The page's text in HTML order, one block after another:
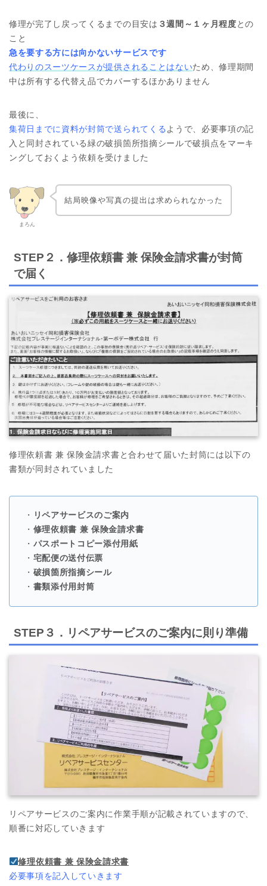
修理が完了し戻ってくるまでの目安は ３週間～１ヶ月程度 との
こと
急を要する方には向かないサービスです
代わりのスーツケースが提供されることはないため、修理期間
中は所有する代替え品でカバーするほかありません
最後に、
集荷日までに資料が封筒で送られてくる ようで、必要事項の記
入と同封されている緑の破損箇所指摘シールで破損点をマーキ
ングしておくよう依頼を受けました
まろん
結局映像や写真の提出は求められなかった
STEP２．修理依頼書 兼 保険金請求書が封筒
で届く
修理依頼書 兼 保険金請求書と合わせて届いた封筒には以下の
書類が同封されていました
・ リペアサービスのご案内
・ 修理依頼書 兼 保険金請求書
・ パスポートコピー添付用紙
・ 宅配便の送付伝票
・ 破損箇所指摘シール
・ 書類添付用封筒
STEP３．リペアサービスのご案内に則り準備
リペアサービスのご案内に作業手順が記載されていますので、
順番に対応していきます
修理依頼書 兼 保険金請求書
必要事項を記入していきます